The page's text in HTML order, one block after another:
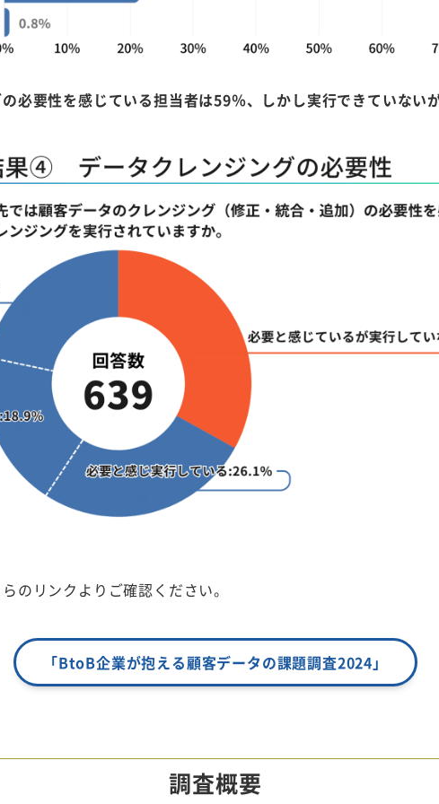
必要性を感じている担当者は59％、しかし実行できていない
のリンクよりご確認ください。
「BtoB企業が抱える顧客データの課題調査2024」
調査概要